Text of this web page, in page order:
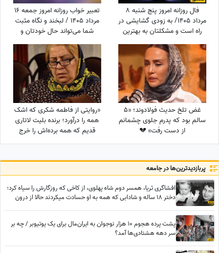
فال روزانه امروز پنج شنبه 8
مرداد 1405/ به زودی گشایشی در
راه است و مشکلتان به بهترین
نحو حل خواهد شد
تعبیر خواب روزانه امروز جمعه 16
مرداد 1405 / لبخند و نگاه مثبت
شما می‌تواند حال خودتان و
اطرافیانتان را بهتر کند
غض تلخ حدیث فولادوند؛ «5
سالم بود که پدرم جلوی چشمانم
از دست رفت» 💔
«روایتی از فاطمه شکری که اشک
همه را درآورد؛ برنده بلیت لاتاری
قدیم که همه برده‌اش را خرج
دیگران کرد، اکنون بی‌مهری
پربازدید‌ترین‌ها در جامعه
افشاگری ثریا، همسر دوم شاه پهلوی، از کاخی که روزگارش را سیاه کرد؛
دختر 18 ساله و شادابی که همه به او حسادت میکردند حالا از درون
پشت پرده هجوم 10 هزار نوجوان به ایران‌مال برای یک یوتیوبر / چه بر
سر دهه هشتادی‌ها آمد؟